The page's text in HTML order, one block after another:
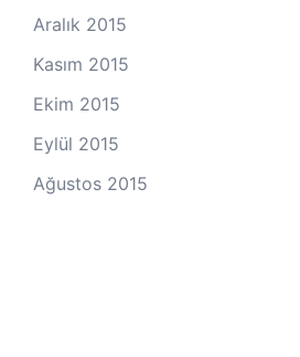
Aralık 2015
Kasım 2015
Ekim 2015
Eylül 2015
Ağustos 2015